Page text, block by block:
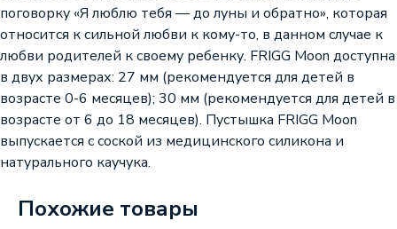
поговорку «Я люблю тебя — до луны и обратно», которая
относится к сильной любви к кому-то, в данном случае к
любви родителей к своему ребенку. FRIGG Moon доступна
в двух размерах: 27 мм (рекомендуется для детей в
возрасте 0-6 месяцев); 30 мм (рекомендуется для детей в
возрасте от 6 до 18 месяцев). Пустышка FRIGG Moon
выпускается с соской из медицинского силикона и
натурального каучука.
Похожие товары